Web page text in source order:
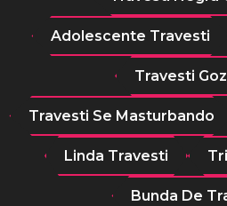
Adolescente Travesti
Travesti
Travesti Se Masturbando
Linda Travesti
Bunda De